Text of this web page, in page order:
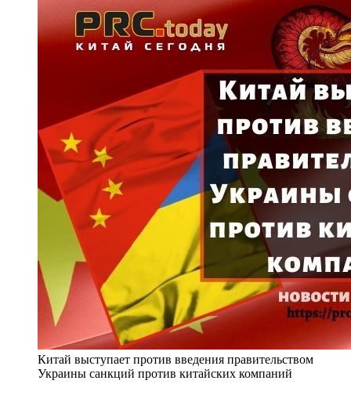
Китай выступает против введения правительством
Украины санкций против китайских компаний